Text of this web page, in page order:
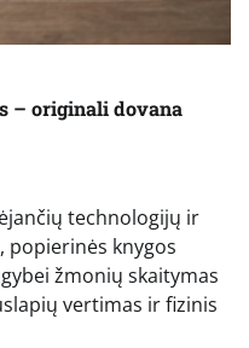
– originali dovana
technologijų ir
popierinės knygos
žmonių skaitymas
vertimas ir fizinis